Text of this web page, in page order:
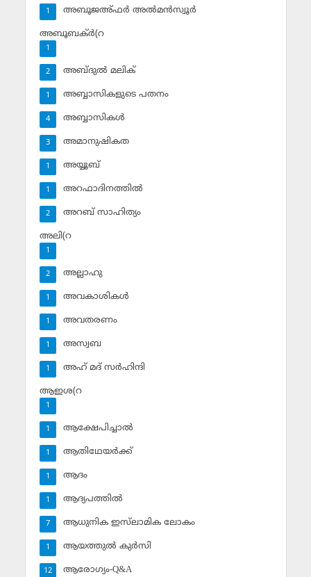
അബൂജഅ്ഫര്‍ അല്‍മന്‍സ്വൂര്‍
1
അബൂബക്ര്‍(റ
1
അബ്ദുല്‍ മലിക്‌
2
അബ്ബാസികളുടെ പതനം
1
അബ്ബാസികള്‍
4
അമാനുഷികത
3
അയ്യൂബ്‌
1
അറഫാദിനത്തില്‍
1
അറബ് സാഹിത്യം
2
അലി(റ
1
അല്ലാഹു
2
അവകാശികള്‍
1
അവതരണം
1
അസ്വബ
1
അഹ് മദ് സര്‍ഹിന്ദി
1
ആഇശ(റ
1
ആക്ഷേപിച്ചാല്‍
1
ആതിഥേയര്‍ക്ക്
1
ആദം
1
ആദ്യപത്തില്‍
1
ആധുനിക ഇസ്‌ലാമിക ലോകം
7
ആയത്തുല്‍ കുര്‍സി
1
ആരോഗ്യം-Q&A
12